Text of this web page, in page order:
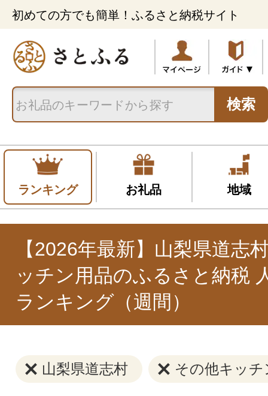
初めての方でも簡単！ふるさと納税サイト
検索
ランキング お礼品 地域
【2026年最新】山梨県道志
ッチン用品のふるさと納税
ランキング（週間）
山梨県道志村 その他キッチ